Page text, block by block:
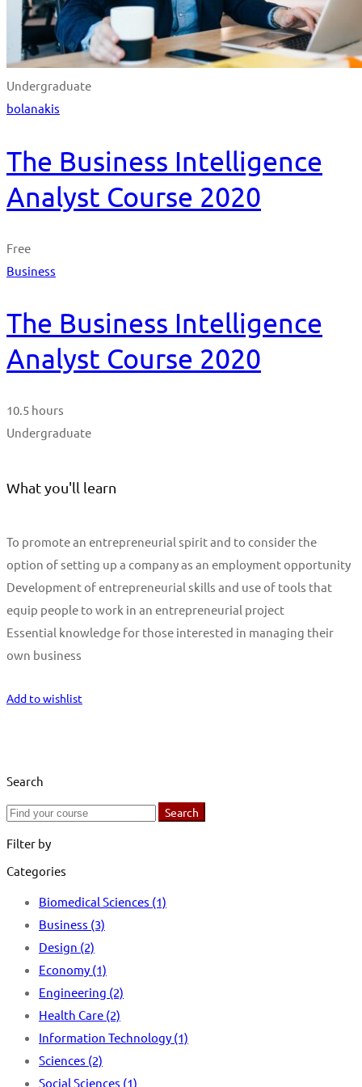
Undergraduate
bolanakis
The Business Intelligence
Analyst Course 2020
Free
Business
The Business Intelligence
Analyst Course 2020
10.5 hours
Undergraduate
What you'll learn
To promote an entrepreneurial spirit and to consider the
option of setting up a company as an employment opportunity
Development of entrepreneurial skills and use of tools that
equip people to work in an entrepreneurial project
Essential knowledge for those interested in managing their
own business
Add to wishlist
Search
Search
Search
Filter by
Categories
Biomedical Sciences (1)
Business (3)
Design (2)
Economy (1)
Engineering (2)
Health Care (2)
Information Technology (1)
Sciences (2)
Social Sciences (1)